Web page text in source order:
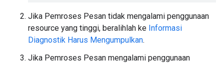
Jika Pemroses Pesan tidak mengalami penggunaan
resource yang tinggi, beralihlah ke Informasi
Diagnostik Harus Mengumpulkan.
Jika Pemroses Pesan mengalami penggunaan